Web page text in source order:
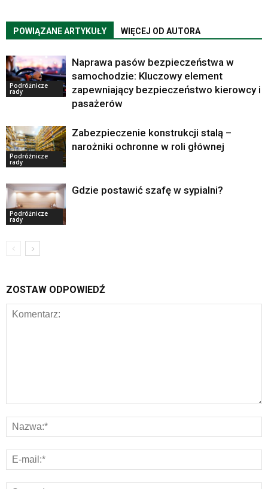
POWIĄZANE ARTYKUŁY WIĘCEJ OD AUTORA
Podróżnicze
rady
Naprawa pasów bezpieczeństwa w
samochodzie: Kluczowy element
zapewniający bezpieczeństwo kierowcy i
pasażerów
Podróżnicze
rady
Zabezpieczenie konstrukcji stalą –
narożniki ochronne w roli głównej
Podróżnicze
rady
Gdzie postawić szafę w sypialni?
ZOSTAW ODPOWIEDŹ